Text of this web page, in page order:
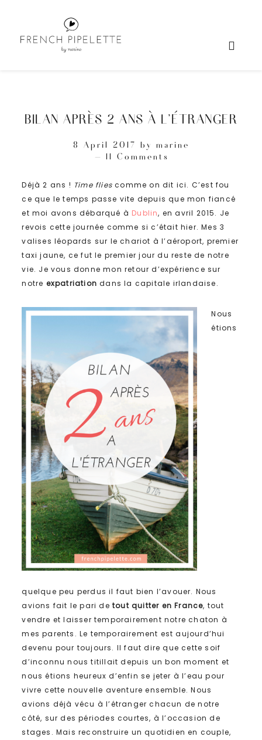
BILAN APRÈS 2 ANS À L’ÉTRANGER
8 April 2017 by marine
11 Comments
Déjà 2 ans ! Time fliescomme on dit ici. C’est fou
ce que le temps passe vite depuis que mon fiancé
et moi avons débarqué à Dublin, en avril 2015. Je
revois cette journée comme si c’était hier. Mes 3
valises léopards sur le chariot à l’aéroport, premier
taxi jaune, ce fut le premier jour du reste de notre
vie. Je vous donne mon retour d’expérience sur
notre expatriation dans la capitale irlandaise.
Nous
étions
quelque peu perdus il faut bien l’avouer. Nous
avions fait le pari de tout quitter en France, tout
vendre et laisser temporairement notre chaton à
mes parents. Le temporairement est aujourd’hui
devenu pour toujours. Il faut dire que cette soif
d’inconnu nous titillait depuis un bon moment et
nous étions heureux d’enfin se jeter à l’eau pour
vivre cette nouvelle aventure ensemble. Nous
avions déjà vécu à l’étranger chacun de notre
côté, sur des périodes courtes, à l’occasion de
stages. Mais reconstruire un quotidien en couple,